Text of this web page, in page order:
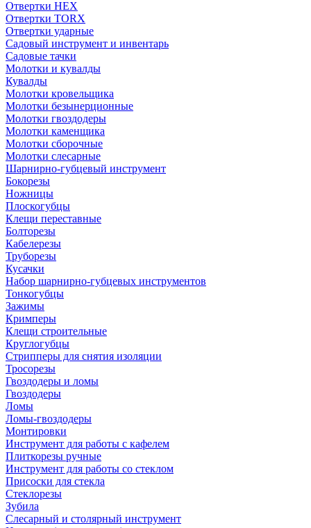
Отвертки HEX
Отвертки TORX
Отвертки ударные
Садовый инструмент и инвентарь
Садовые тачки
Молотки и кувалды
Кувалды
Молотки кровельщика
Молотки безынерционные
Молотки гвоздодеры
Молотки каменщика
Молотки сборочные
Молотки слесарные
Шарнирно-губцевый инструмент
Бокорезы
Ножницы
Плоскогубцы
Клещи переставные
Болторезы
Кабелерезы
Труборезы
Кусачки
Набор шарнирно-губцевых инструментов
Тонкогубцы
Зажимы
Кримперы
Клещи строительные
Круглогубцы
Стрипперы для снятия изоляции
Тросорезы
Гвоздодеры и ломы
Гвоздодеры
Ломы
Ломы-гвоздодеры
Монтировки
Инструмент для работы с кафелем
Плиткорезы ручные
Инструмент для работы со стеклом
Присоски для стекла
Стеклорезы
Зубила
Слесарный и столярный инструмент